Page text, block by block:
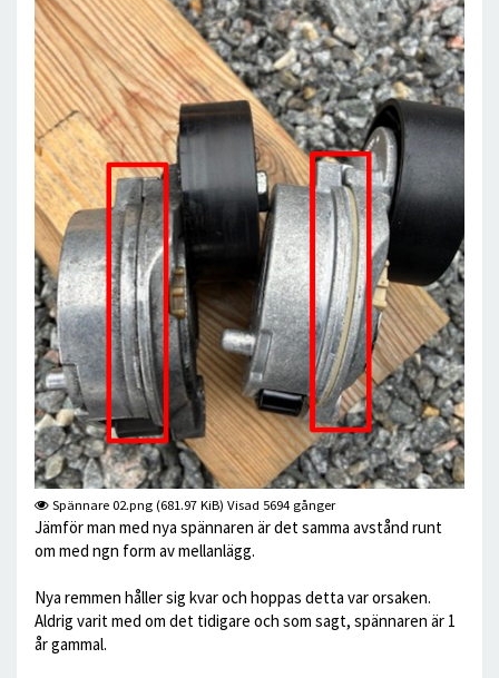
Spännare 02.png (681.97 KiB) Visad 5694 gånger
Jämför man med nya spännaren är det samma avstånd runt
om med ngn form av mellanlägg.
Nya remmen håller sig kvar och hoppas detta var orsaken.
Aldrig varit med om det tidigare och som sagt, spännaren är 1
år gammal.